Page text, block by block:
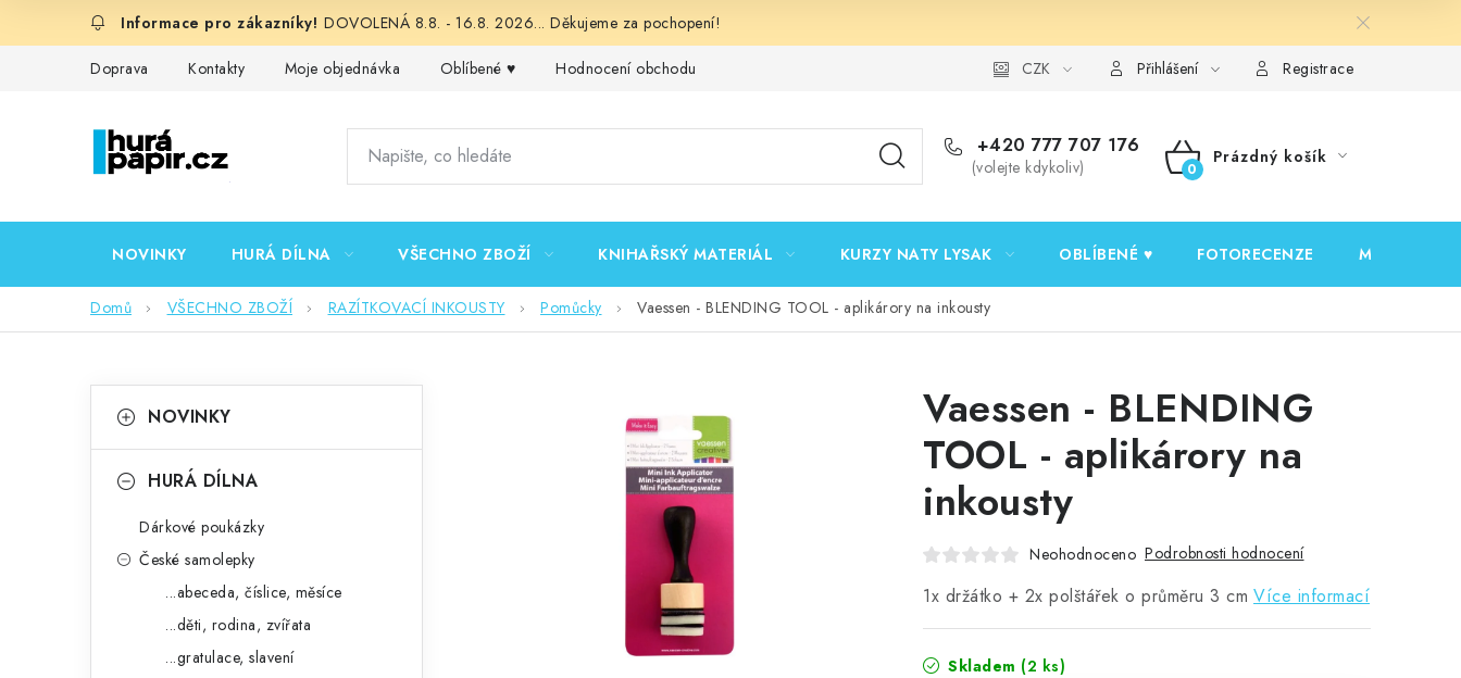
DOVOLENÁ 8.8. - 16.8. 2026... Děkujeme za pochopení!
Doprava Kontakty Moje objednávka Oblíbené ♥️ Hodnocení obchodu Podmínky ochrany osobních údajů Ověřování recenzí
CZK Přihlášení Registrace
+420 777 707 176
(volejte kdykoliv)
NÁKUPNÍ
Prázdný košík
NOVINKY HURÁ DÍLNA VŠECHNO ZBOŽÍ KNIHAŘSKÝ MATERIÁL KURZY NATY LYSAK OBLÍBENÉ ♥️ FOTORECENZE MOJE
Domů VŠECHNO ZBOŽÍ RAZÍTKOVACÍ INKOUSTY Pomůcky Vaessen - BLENDING TOOL - aplikárory na inkousty
okategorie
a
NOVINKY
HURÁ DÍLNA
Dárkové poukázky
České samolepky
...abeceda, číslice, měsíce
...děti, rodina, zvířata
...gratulace, slavení
Vaessen - BLENDING
TOOL - aplikárory na
inkousty
Neohodnoceno Podrobnosti hodnocení
1x držátko + 2x polštářek o průměru 3 cm Více informací
Skladem (2 ks)